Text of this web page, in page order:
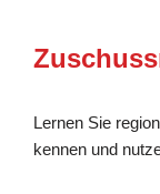
Lernen Sie
kennen und